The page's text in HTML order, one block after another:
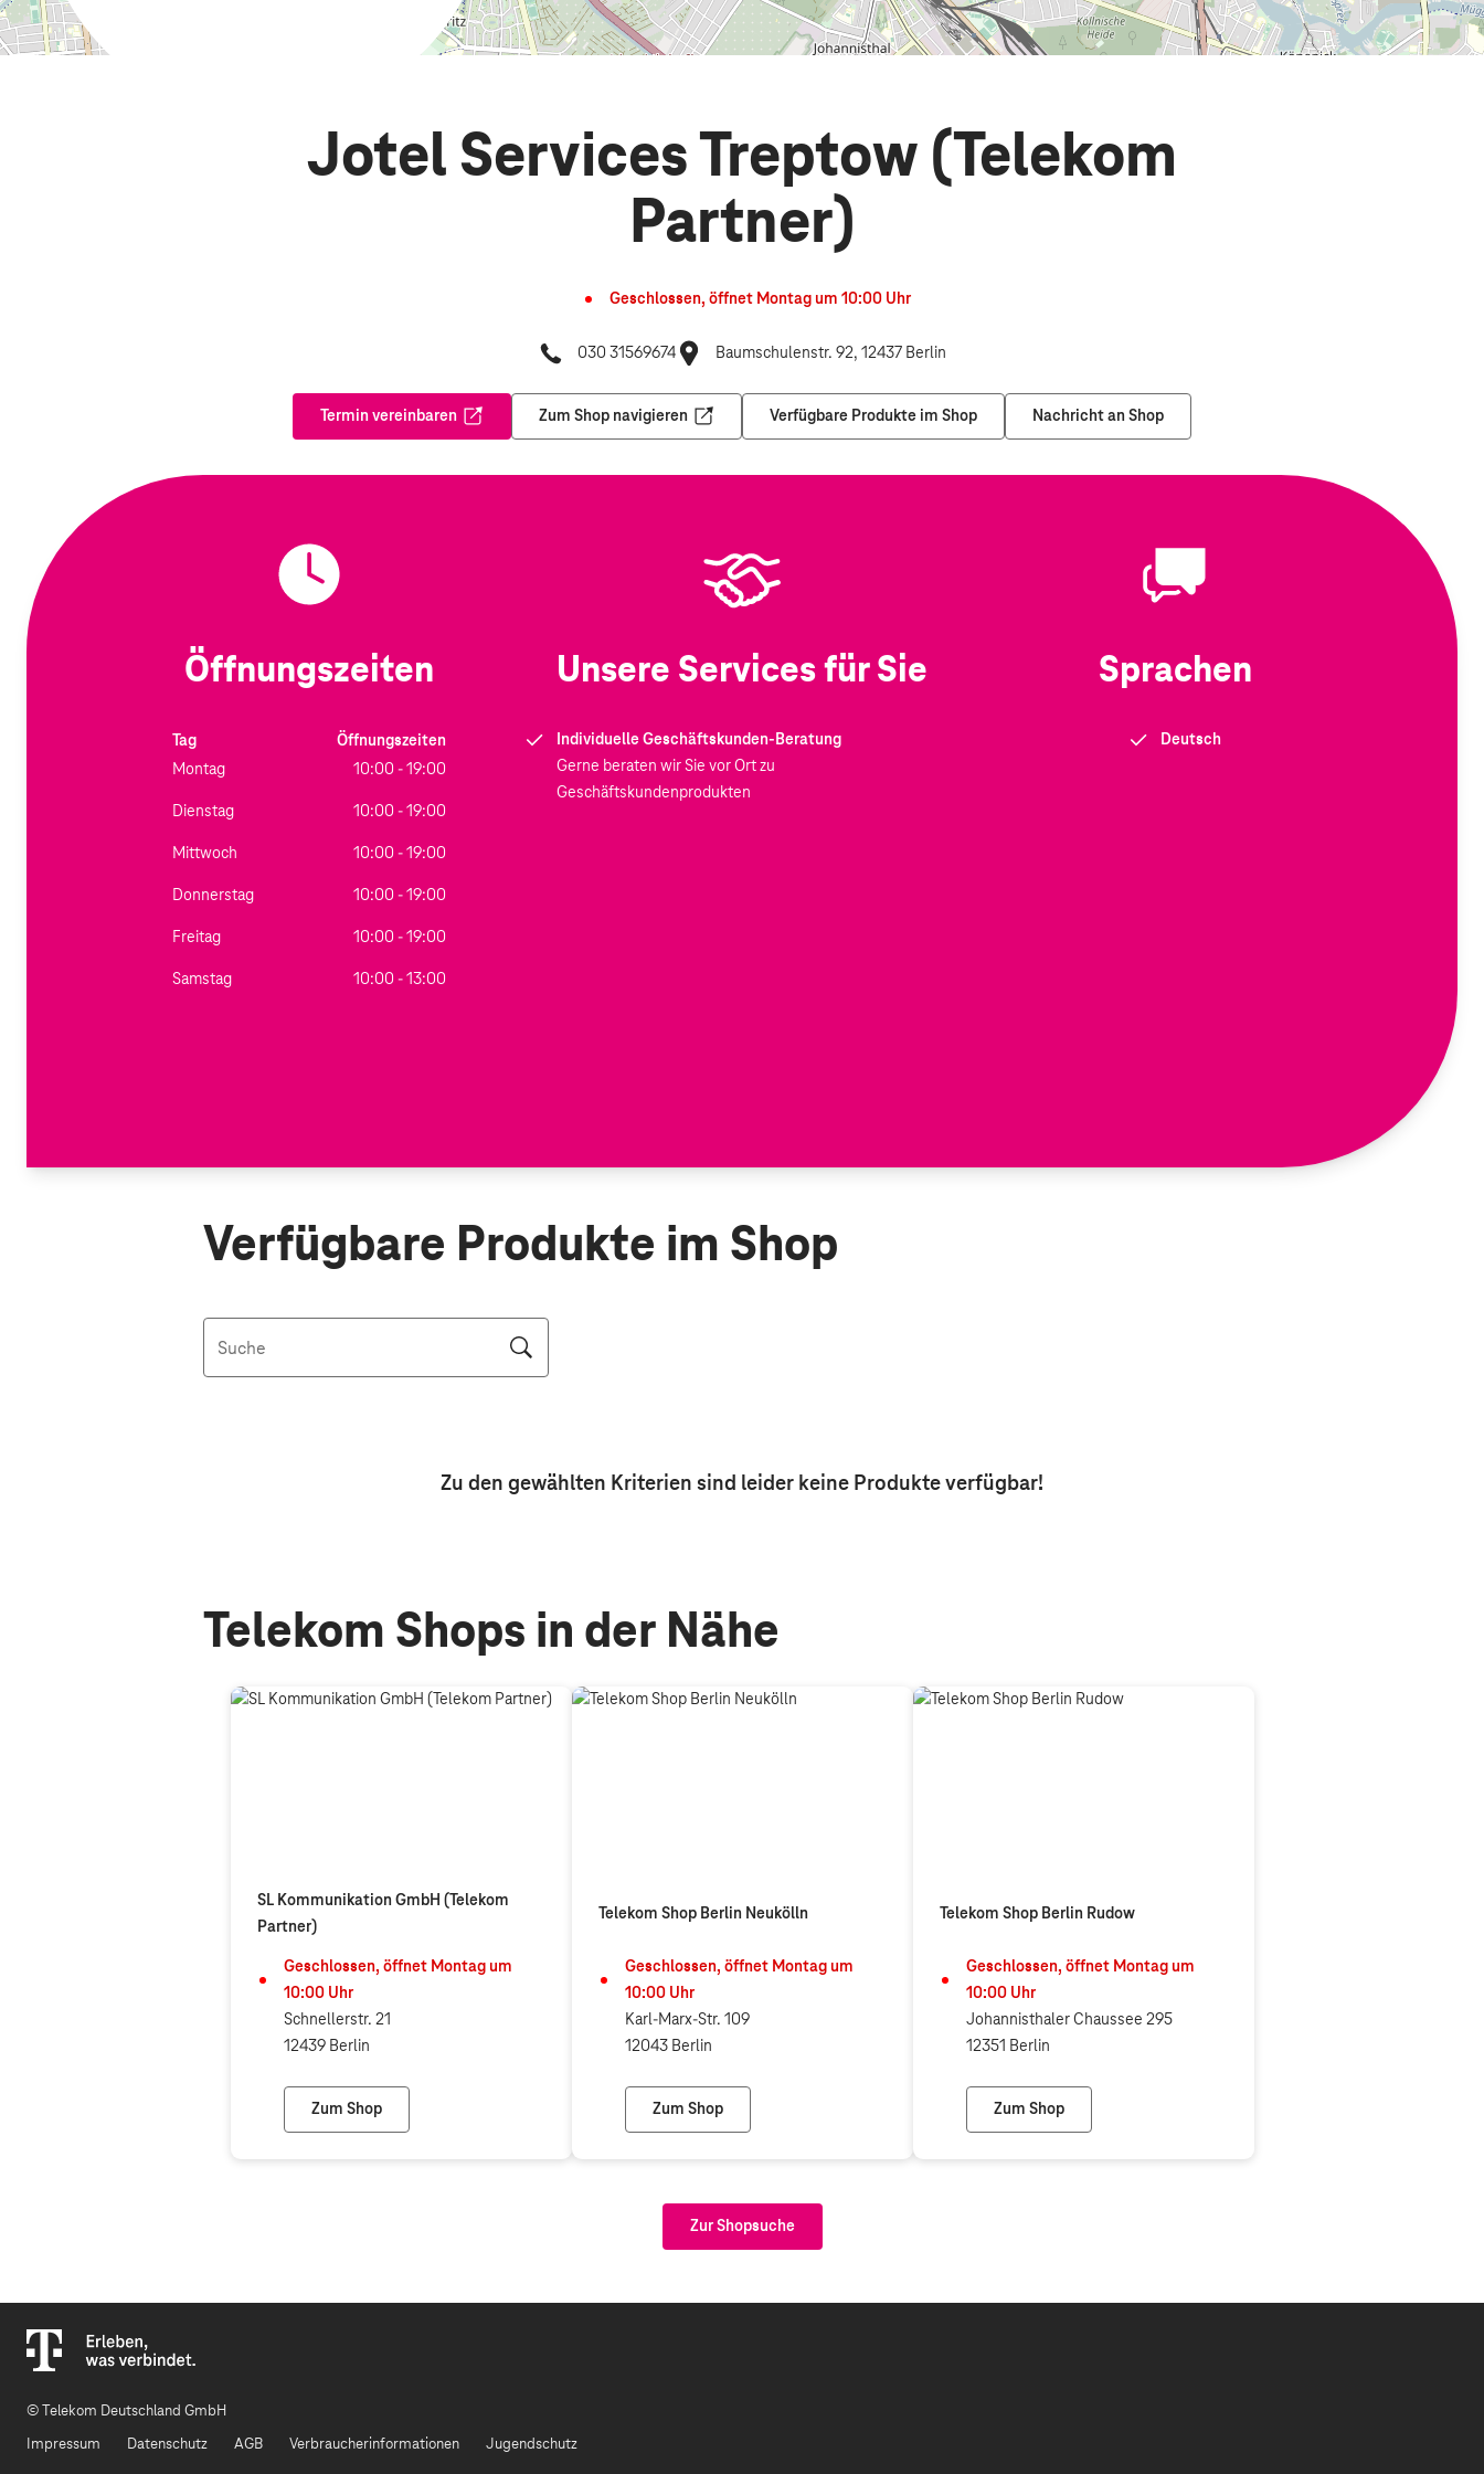
Jotel Services Treptow (Telekom
Partner)
Geschlossen, öffnet Montagum 10:00Uhr
030 31569674 Baumschulenstr. 92, 12437 Berlin
Termin vereinbaren
Öffnet in einem neuen Tab
Zum Shop navigieren
Öffnet in einem neuen Tab
Verfügbare Produkte im Shop Nachricht an Shop
Öffnungszeiten
Tag
Öffnungszeiten
Montag
10:00 - 19:00
Dienstag 10:00 - 19:00
Mittwoch 10:00 - 19:00
Donnerstag 10:00 - 19:00
Freitag 10:00 - 19:00
Samstag 10:00 - 13:00
Unsere Services für Sie
Individuelle Geschäftskunden-Beratung
Gerne beraten wir Sie vor Ort zu
Geschäftskundenprodukten
Sprachen
Deutsch
Verfügbare Produkte im Shop
Suche
Zu den gewählten Kriterien sind leider keine Produkteverfügbar!
Telekom Shops in der Nähe
SL Kommunikation GmbH (Telekom
Partner)
Geschlossen, öffnet Montagum
10:00Uhr
Schnellerstr. 21
12439 Berlin
Zum Shop
SL Kommunikation GmbH (Telekom Partner)
Telekom Shop Berlin Neukölln
Geschlossen, öffnet Montagum
10:00Uhr
Karl-Marx-Str. 109
12043 Berlin
Zum Shop
Telekom Shop Berlin Neukölln
Telekom Shop Berlin Rudow
Geschlossen, öffnet Montagum
10:00Uhr
Johannisthaler Chaussee 295
12351 Berlin
Zum Shop
Telekom Shop Berlin Rudow
Zur Shopsuche
© Telekom Deutschland GmbH
Impressum
Datenschutz AGB Verbraucherinformationen Jugendschutz